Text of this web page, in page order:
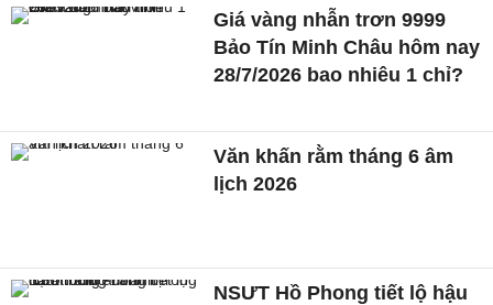
Giá vàng nhẫn trơn 9999
Bảo Tín Minh Châu hôm nay
28/7/2026 bao nhiêu 1 chỉ?
Văn khấn rằm tháng 6 âm
lịch 2026
NSƯT Hồ Phong tiết lộ hậu